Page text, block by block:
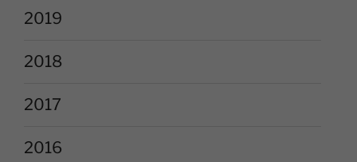
2019
2018
2017
2016